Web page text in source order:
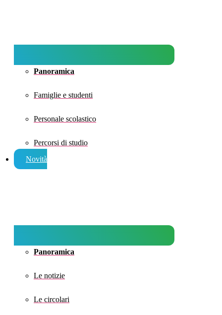
Panoramica
Famiglie e studenti
Personale scolastico
Percorsi di studio
Novità
Panoramica
Le notizie
Le circolari